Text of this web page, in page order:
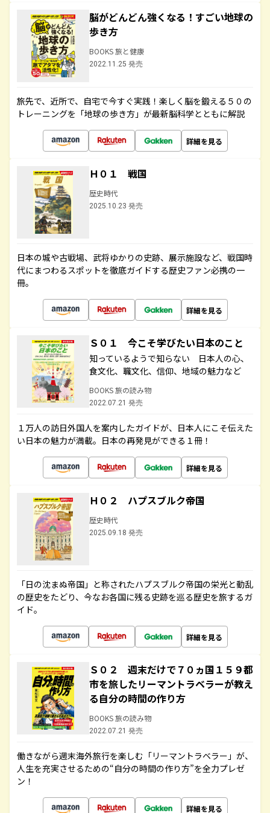
脳がどんどん強くなる！すごい地球の
歩き方
BOOKS 旅と健康
2022.11.25 発売
旅先で、近所で、自宅で今すぐ実践！楽しく脳を鍛える５０の
トレーニングを「地球の歩き方」が最新脳科学とともに解説
詳細を見る
Ｈ０１ 戦国
歴史時代
2025.10.23 発売
日本の城や古戦場、武将ゆかりの史跡、展示施設など、戦国時
代にまつわるスポットを徹底ガイドする歴史ファン必携の一
冊。
詳細を見る
Ｓ０１ 今こそ学びたい日本のこと
知っているようで知らない 日本人の心、
食文化、職文化、信仰、地域の魅力など
BOOKS 旅の読み物
2022.07.21 発売
１万人の訪日外国人を案内したガイドが、日本人にこそ伝えた
い日本の魅力が満載。日本の再発見ができる１冊！
詳細を見る
Ｈ０２ ハプスブルク帝国
歴史時代
2025.09.18 発売
「日の沈まぬ帝国」と称されたハプスブルク帝国の栄光と動乱
の歴史をたどり、今なお各国に残る史跡を巡る歴史を旅するガ
イド。
詳細を見る
Ｓ０２ 週末だけで７０ヵ国１５９都
市を旅したリーマントラベラーが教え
る自分の時間の作り方
BOOKS 旅の読み物
2022.07.21 発売
働きながら週末海外旅行を楽しむ「リーマントラベラー」が、
人生を充実させるための“自分の時間の作り方”を全力プレゼ
ン！
詳細を見る